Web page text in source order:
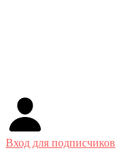
Вход для подписчиков